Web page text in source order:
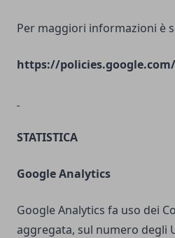
Per maggiori informazioni è
https://
STATISTICA
Google Analytics
Google Analytics fa uso dei
aggregata, sul numero degli